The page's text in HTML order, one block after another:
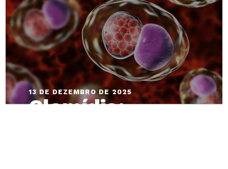
13 DE DEZEMBRO DE 2025
Clamídia: